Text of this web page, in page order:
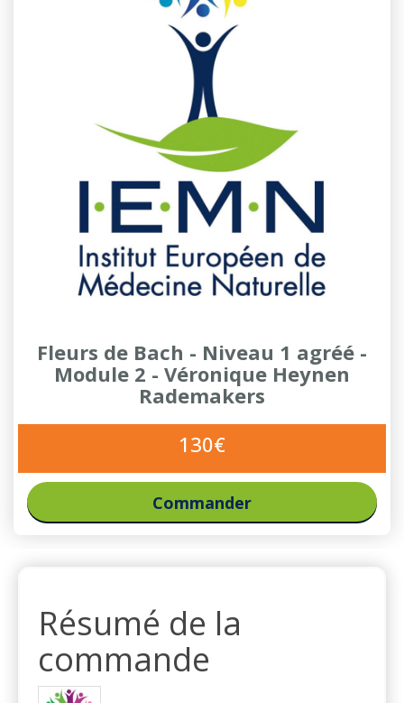
Fleurs de Bach - Niveau 1 agréé -
Module 2 - Véronique Heynen
Rademakers
130€
Commander
Résumé de la
commande